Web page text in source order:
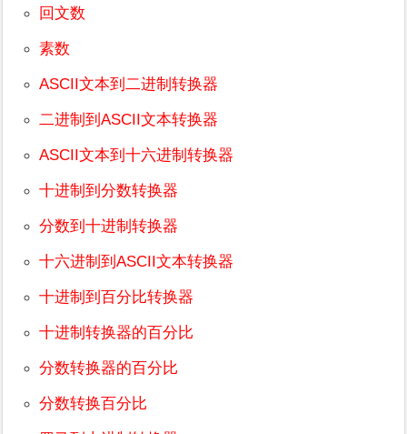
回文数
素数
ASCII文本到二进制转换器
二进制到ASCII文本转换器
ASCII文本到十六进制转换器
十进制到分数转换器
分数到十进制转换器
十六进制到ASCII文本转换器
十进制到百分比转换器
十进制转换器的百分比
分数转换器的百分比
分数转换百分比